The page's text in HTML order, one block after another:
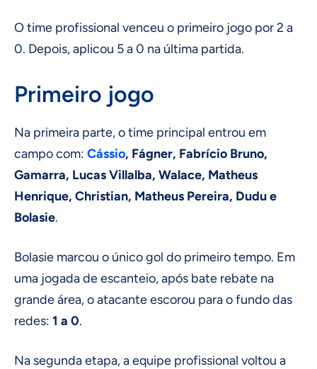
O time profissional venceu o primeiro jogo por 2 a
0. Depois, aplicou 5 a 0 na última partida.
Primeiro jogo
Na primeira parte, o time principal entrou em
campo com: Cássio, Fágner, Fabrício Bruno,
Gamarra, Lucas Villalba, Walace, Matheus
Henrique, Christian, Matheus Pereira, Dudu e
Bolasie.
Bolasie marcou o único gol do primeiro tempo. Em
uma jogada de escanteio, após bate rebate na
grande área, o atacante escorou para o fundo das
redes: 1 a 0.
Na segunda etapa, a equipe profissional voltou a